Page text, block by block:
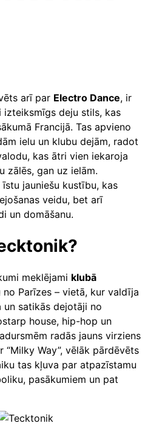
arī par Electro Dance, ir
izteiksmīgs deju stils, kas
Francijā. Tas apvieno
ielu un klubu dejām, radot
kas ātri vien iekaroja
zālēs, gan uz ielām.
jauniešu kustību, kas
veidu, bet arī
un domāšanu.
meklējami klubā
no Parīzes – vietā, kur valdīja
satikās dejotāji no
house, hip-hop un
radās jauns virziens
“Milky Way”, vēlāk pārdēvēts
tas kļuva par atpazīstamu
pasākumiem un pat